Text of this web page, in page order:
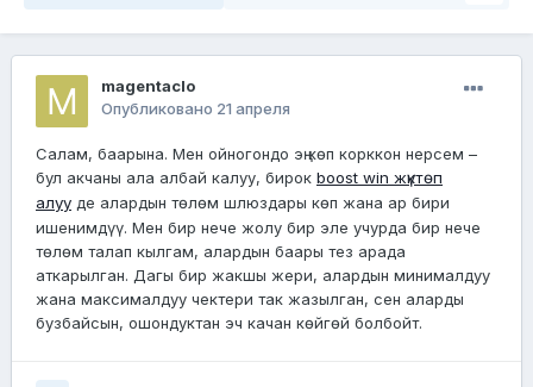
magentaclo
Опубликовано 21 апреля
Салам, баарына. Мен ойногондо эң көп корккон нерсем –
бул акчаны ала албай калуу, бирок boost win жүктөп
алуу де алардын төлөм шлюздары көп жана ар бири
ишенимдүү. Мен бир нече жолу бир эле учурда бир нече
төлөм талап кылгам, алардын баары тез арада
аткарылган. Дагы бир жакшы жери, алардын минималдуу
жана максималдуу чектери так жазылган, сен аларды
бузбайсын, ошондуктан эч качан көйгөй болбойт.